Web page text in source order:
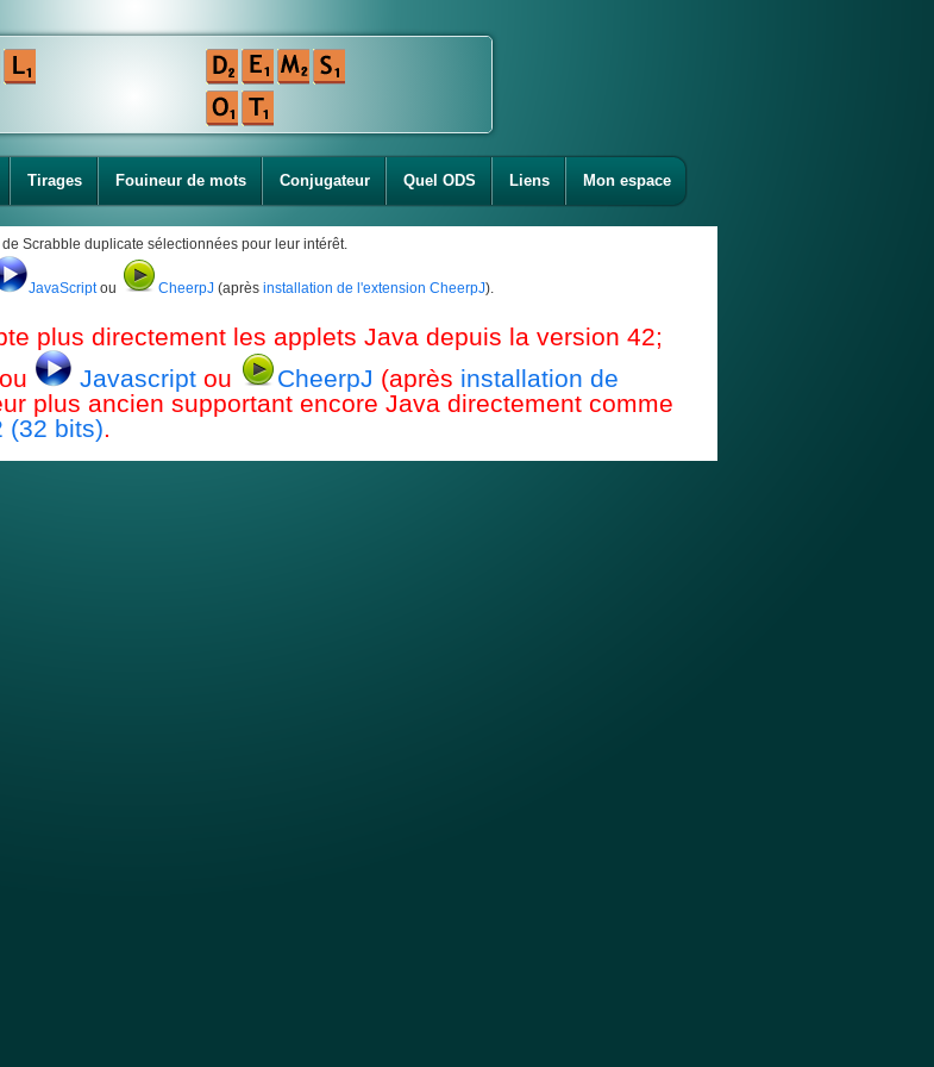
Tirages Fouineur de mots Conjugateur Quel ODS Liens Mon espace
Scrabble duplicate sélectionnées pour leur intérêt.
JavaScriptou CheerpJ (après installation de l'extension CheerpJ).
plus directement les applets Java depuis la version 42;
ou Javascript ou CheerpJ (après installation de
plus ancien supportant encore Java directement comme
(32 bits).